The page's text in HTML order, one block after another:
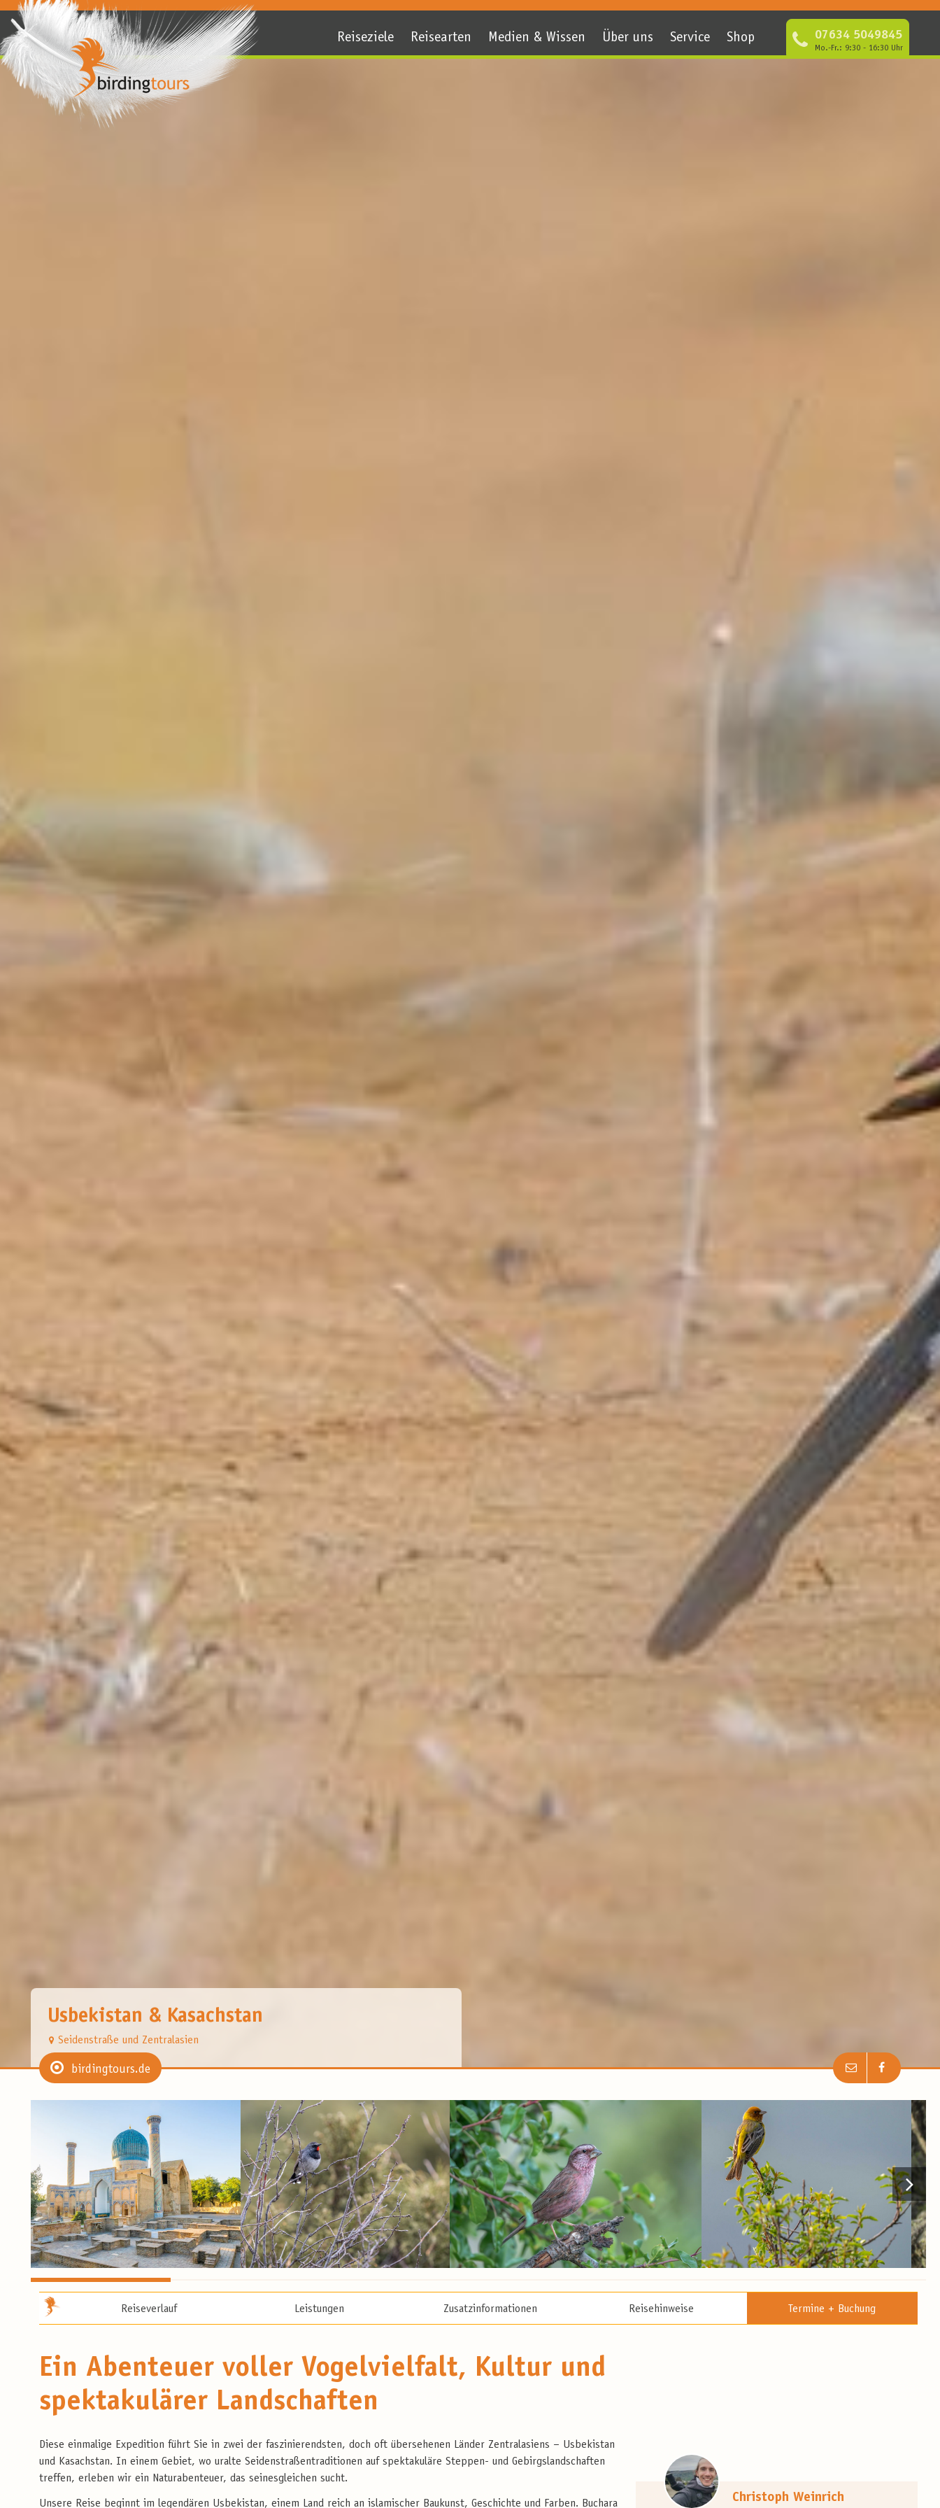
Reiseziele Reisearten Medien & Wissen Über uns Service Shop 07634 5049845
Mo.-Fr.: 9:30 - 16:30 Uhr
Usbekistan & Kasachstan
Seidenstraße und Zentralasien
birdingtours.de
Reiseverlauf Leistungen Zusatzinformationen Reisehinweise Termine + Buchung
Ein Abenteuer voller Vogelvielfalt, Kultur und
spektakulärer Landschaften
Diese einmalige Expedition führt Sie in zwei der faszinierendsten, doch oft übersehenen Länder Zentralasiens – Usbekistan
und Kasachstan. In einem Gebiet, wo uralte Seidenstraßentraditionen auf spektakuläre Steppen- und Gebirgslandschaften
treffen, erleben wir ein Naturabenteuer, das seinesgleichen sucht.
Unsere Reise beginnt im legendären Usbekistan, einem Land reich an islamischer Baukunst, Geschichte und Farben. Buchara Christoph Weinrich